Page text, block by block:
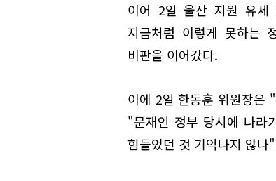
이어 2일 울산 지원 유세
지금처럼 이렇게 못하는
비판을 이어갔다.
이에 2일 한동훈 위원장은
"문재인 정부 당시에 나라
힘들었던 것 기억나지 않나